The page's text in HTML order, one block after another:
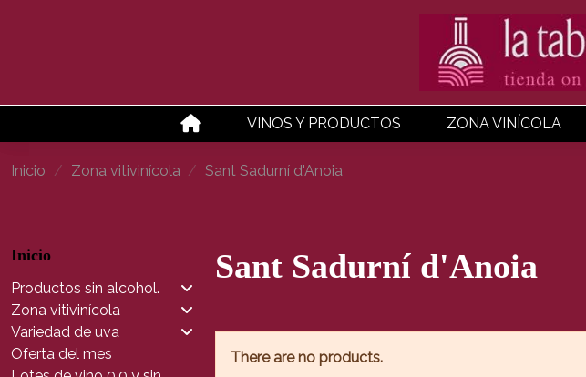
VINOS Y PRODUCTOS ZONA VINÍCOLA
Inicio Zona vitivinícola Sant Sadurní d'Anoia
Sant Sadurní d'Anoia
There are no products.
Inicio
Productos sin alcohol.
Zona vitivinícola
Variedad de uva
Oferta del mes